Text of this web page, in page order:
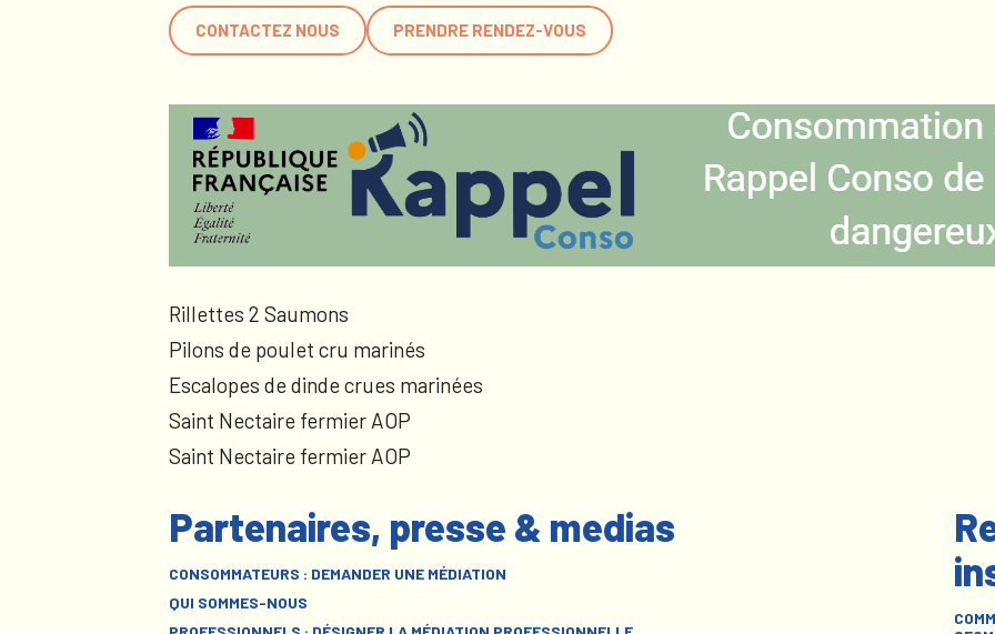
CONTACTEZ NOUS PRENDRE RENDEZ-VOUS
Rillettes 2 Saumons
Pilons de poulet cru marinés
Escalopes de dinde crues marinées
Saint Nectaire fermier AOP
Saint Nectaire fermier AOP
Partenaires, presse & medias
CONSOMMATEURS : DEMANDER UNE MÉDIATION
QUI SOMMES-NOUS